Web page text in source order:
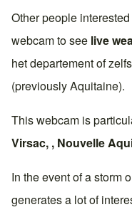
Other people
webcam to see live
het departement of
(previouslyAquitaine).
This webcam is
Virsac, , Nouvelle
In the event of a storm
generates a lot of